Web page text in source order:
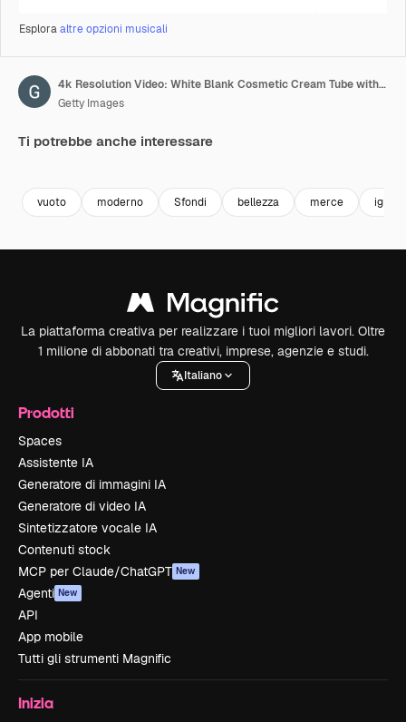
Esploraaltre opzioni musicali
4k Resolution Video: White Blank Cosmetic Cream Tube with Empty Space for Yours Design Rotating over Violet Very Peri Cylinders Products Stage Pedestal on a Violet Very Peri background loop animation
Getty Images
Ti potrebbe anche interessare
vuoto moderno Sfondi bellezza merce igiene
La piattaforma creativa per realizzare i tuoi migliori lavori. Oltre
1 milione di abbonati tra creativi, imprese, agenzie e studi.
Italiano
Prodotti
Spaces
Assistente IA
Generatore di immagini IA
Generatore di video IA
Sintetizzatore vocale IA
Contenuti stock
MCP per Claude/ChatGPT New
Agenti New
API
App mobile
Tutti gli strumenti Magnific
Inizia